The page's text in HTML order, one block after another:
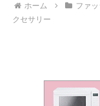
びには多少のテクニック
も必要なので、やっぱり
安・・・と思う...
ホーム
ファ
クセサリー